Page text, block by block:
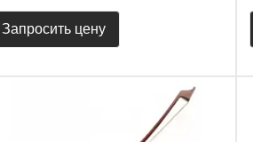
Запросить цену